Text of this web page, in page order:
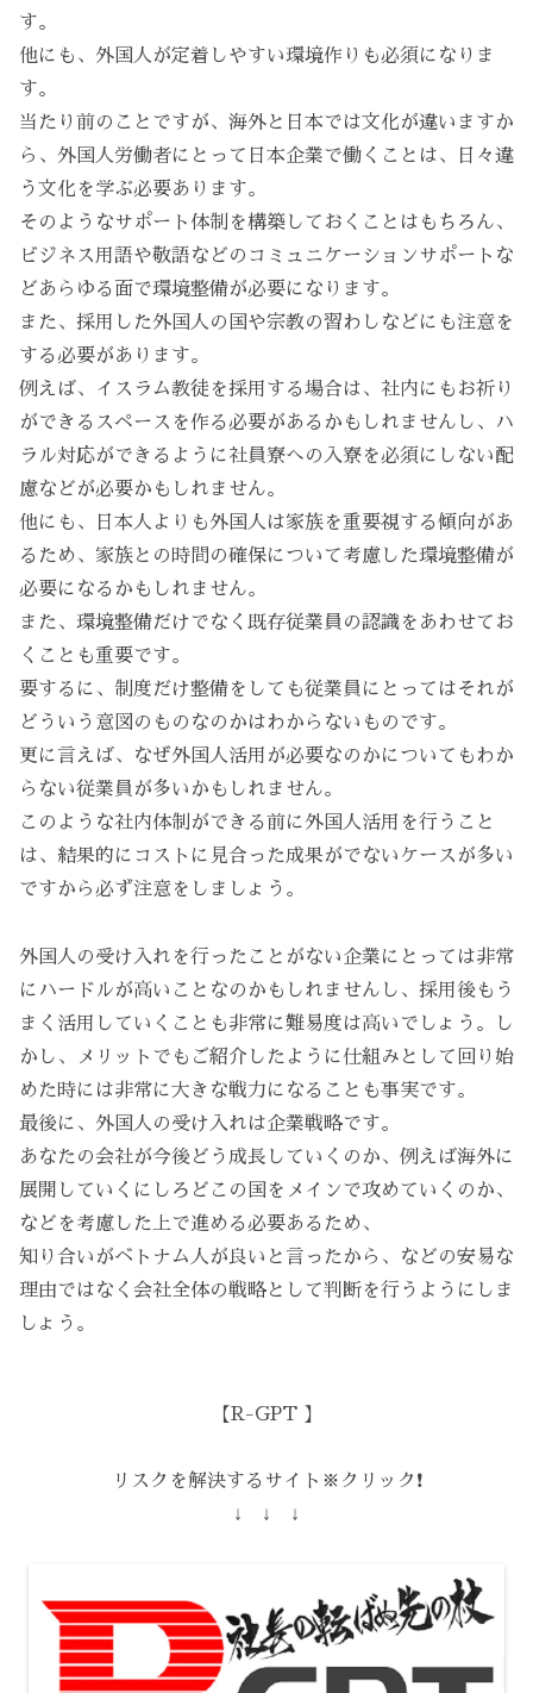
す。
他にも、外国人が定着しやすい環境作りも必須になりま
す。
当たり前のことですが、海外と日本では文化が違いますか
ら、外国人労働者にとって日本企業で働くことは、日々違
う文化を学ぶ必要あります。
そのようなサポート体制を構築しておくことはもちろん、
ビジネス用語や敬語などのコミュニケーションサポートな
どあらゆる面で環境整備が必要になります。
また、採用した外国人の国や宗教の習わしなどにも注意を
する必要があります。
例えば、イスラム教徒を採用する場合は、社内にもお祈り
ができるスペースを作る必要があるかもしれませんし、ハ
ラル対応ができるように社員寮への入寮を必須にしない配
慮などが必要かもしれません。
他にも、日本人よりも外国人は家族を重要視する傾向があ
るため、家族との時間の確保について考慮した環境整備が
必要になるかもしれません。
また、環境整備だけでなく既存従業員の認識をあわせてお
くことも重要です。
要するに、制度だけ整備をしても従業員にとってはそれが
どういう意図のものなのかはわからないものです。
更に言えば、なぜ外国人活用が必要なのかについてもわか
らない従業員が多いかもしれません。
このような社内体制ができる前に外国人活用を行うこと
は、結果的にコストに見合った成果がでないケースが多い
ですから必ず注意をしましょう。
外国人の受け入れを行ったことがない企業にとっては非常
にハードルが高いことなのかもしれませんし、採用後もう
まく活用していくことも非常に難易度は高いでしょう。し
かし、メリットでもご紹介したように仕組みとして回り始
めた時には非常に大きな戦力になることも事実です。
最後に、外国人の受け入れは企業戦略です。
あなたの会社が今後どう成長していくのか、例えば海外に
展開していくにしろどこの国をメインで攻めていくのか、
などを考慮した上で進める必要あるため、
知り合いがベトナム人が良いと言ったから、などの安易な
理由ではなく会社全体の戦略として判断を行うようにしま
しょう。
【R-GPT 】
リスクを解決するサイト※クリック❗️
↓ ↓ ↓